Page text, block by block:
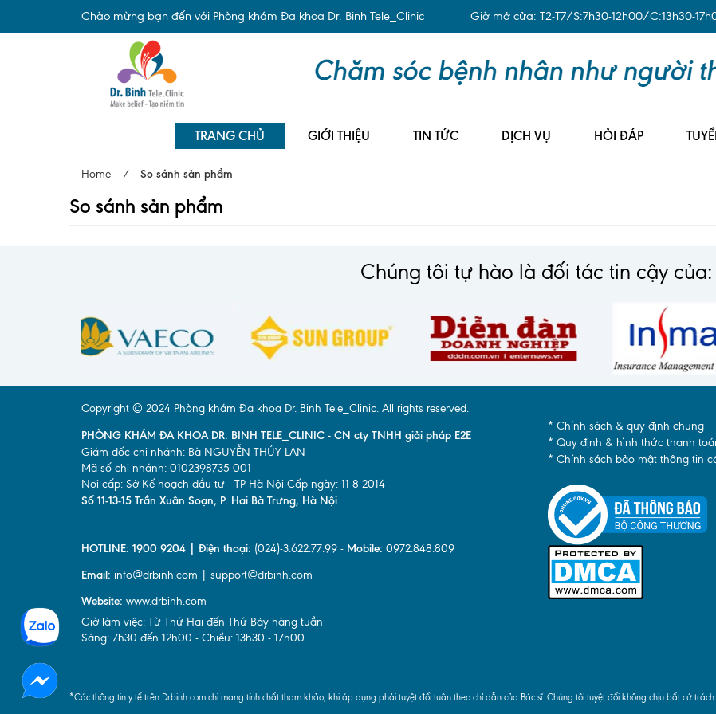
Chào mừng bạn đến với Phòng khám Đa khoa Dr. Binh Tele_Clinic Giờ mở cửa: T2-T7/S:7h30-12h00/C:13h30-
TRANG CHỦ GIỚI THIỆU TIN TỨC DỊCH VỤ HỎI ĐÁP
Home / So sánh sản phẩm
So sánh sản phẩm
Chúng tôi tự hào là đối tác tin cậy của:
Copyright © 2024 Phòng khám Đa khoa Dr. Binh Tele_Clinic. All rights reserved.
PHÒNG KHÁM ĐA KHOA DR. BINH TELE_CLINIC - CN cty TNHH giải pháp E2E
Giám đốc chi nhánh: Bà NGUYỄN THÚY LAN
Mã số chi nhánh: 0102398735-001
Nơi cấp: Sở Kế hoạch đầu tư - TP Hà Nội Cấp ngày: 11-8-2014
Số 11-13-15 Trần Xuân Soạn, P. Hai Bà Trưng, Hà Nội
HOTLINE: 1900 9204 | Điện thoại: (024)-3.622.77.99 - Mobile: 0972.848.809
Email: info@drbinh.com | support@drbinh.com
Website: www.drbinh.com
Giờ làm việc: Từ Thứ Hai đến Thứ Bảy hàng tuần
Sáng: 7h30 đến 12h00 - Chiều: 13h30 - 17h00
* Chính sách & quy định chung
* Quy định & hình thức thanh
* Chính sách bảo mật thông tin
*Các thông tin y tế trên Drbinh.com chỉ mang tính chất tham khảo, khi áp dụng phải tuyệt đối tuân theo chỉ dẫn của Bác sĩ. Chúng tôi tuyệt đối không chịu bất cứ